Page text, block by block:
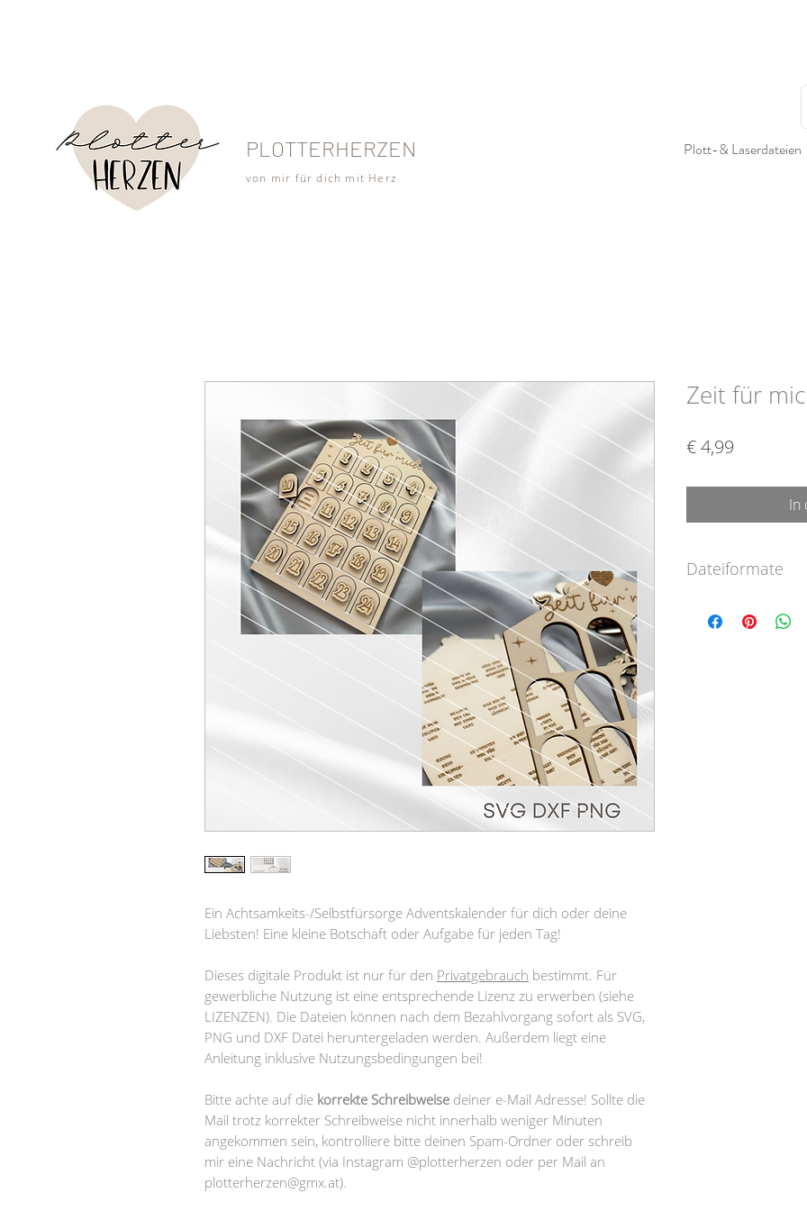
PLOTTERHERZEN
von mir für dich mit Herz
Plott-& Laserdateien
Ein Achtsamkeits-/Selbstfürsorge Adventskalender für dich oder deine
Liebsten! Eine kleine Botschaft oder Aufgabe für jeden Tag!
Dieses digitale Produkt ist nur für den Privatgebrauch bestimmt. Für
gewerbliche Nutzung ist eine entsprechende Lizenz zu erwerben (siehe
LIZENZEN). Die Dateien können nach dem Bezahlvorgang sofort als SVG,
PNG und DXF Datei heruntergeladen werden. Außerdem liegt eine
Anleitung inklusive Nutzungsbedingungen bei!
Bitte achte auf die korrekte Schreibweise deiner e-Mail Adresse! Sollte die
Mail trotz korrekter Schreibweise nicht innerhalb weniger Minuten
angekommen sein, kontrolliere bitte deinen Spam-Ordner oder schreib
mir eine Nachricht (via Instagram @plotterherzen oder per Mail an
plotterherzen@gmx.at).
Zeit für
€ 4,99
In
Dateiformate
DXF-Format